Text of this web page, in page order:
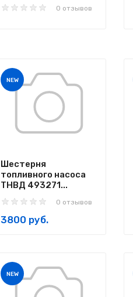
0 отзывов
NEW
Шестерня
топливного насоса
ТНВД 493271...
0 отзывов
3800 руб.
NEW